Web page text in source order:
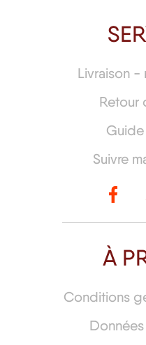
Livraison
Retour
Suivre
À
Conditions